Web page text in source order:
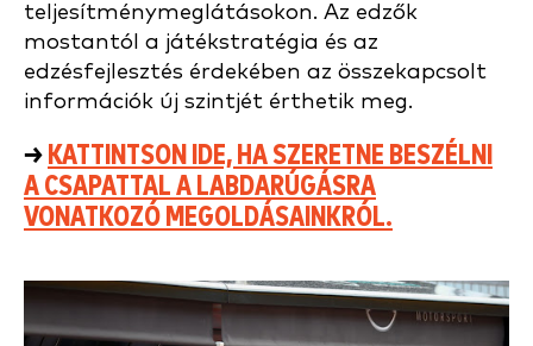
teljesítménymeglátásokon. Az edzők
mostantól a játékstratégia és az
edzésfejlesztés érdekében az összekapcsolt
információk új szintjét érthetik meg.
→ KATTINTSON IDE, HA SZERETNE BESZÉLNI
A CSAPATTAL A LABDARÚGÁSRA
VONATKOZÓ MEGOLDÁSAINKRÓL.